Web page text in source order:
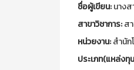
ชื่อผู้เขียน:นางส
สาขาวิชาการ:ส
หน่วยงาน:สำนัก
ประเภท(แหล่งทุ